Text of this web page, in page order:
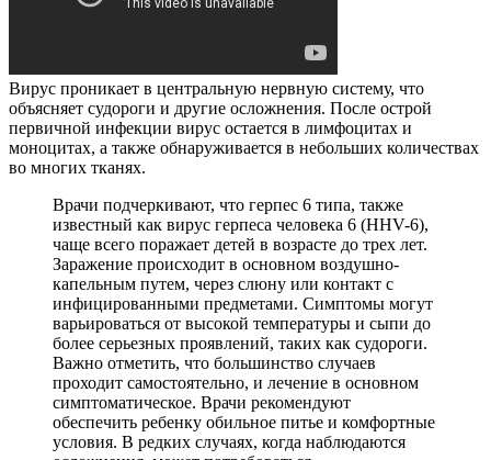
Вирус проникает в центральную нервную систему, что
объясняет судороги и другие осложнения. После острой
первичной инфекции вирус остается в лимфоцитах и
моноцитах, а также обнаруживается в небольших количествах
во многих тканях.
Врачи подчеркивают, что герпес 6 типа, также
известный как вирус герпеса человека 6 (HHV-6),
чаще всего поражает детей в возрасте до трех лет.
Заражение происходит в основном воздушно-
капельным путем, через слюну или контакт с
инфицированными предметами. Симптомы могут
варьироваться от высокой температуры и сыпи до
более серьезных проявлений, таких как судороги.
Важно отметить, что большинство случаев
проходит самостоятельно, и лечение в основном
симптоматическое. Врачи рекомендуют
обеспечить ребенку обильное питье и комфортные
условия. В редких случаях, когда наблюдаются